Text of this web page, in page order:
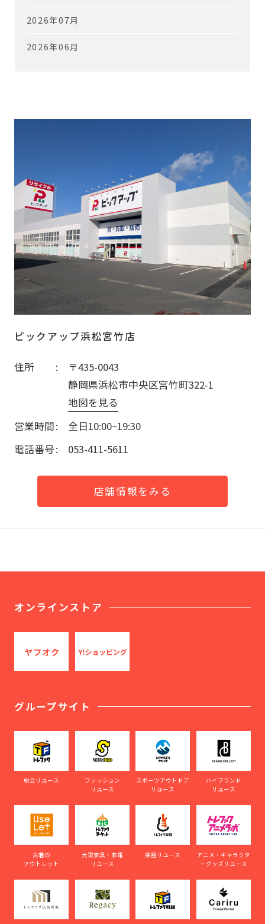
2026年07月
2026年06月
ピックアップ浜松宮竹店
住所
〒435-0043
静岡県浜松市中央区宮竹町322-1
地図を見る
営業時間
全日10:00~19:30
電話番号
053-411-5611
店舗情報をみる
オンラインストア
グループサイト
総合リユース
ファッション
リユース
スポーツアウトドア
リユース
ハイブランド
リユース
古着の
アウトレット
大型家具・家電
リユース
楽器リユース
アニメ・キャラクタ
ーグッズリユース